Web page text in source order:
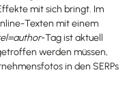
mit sich bringt. Im
Texten mit einem
-Tag ist aktuell
werden müssen,
in den SERPs